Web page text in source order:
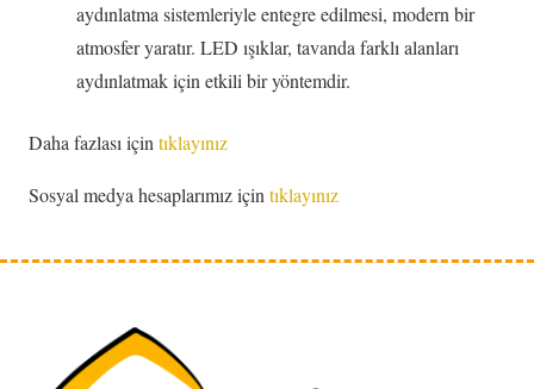
aydınlatma sistemleriyle entegre edilmesi, modern bir
atmosfer yaratır. LED ışıklar, tavanda farklı alanları
aydınlatmak için etkili bir yöntemdir.
Daha fazlası içintıklayınız
Sosyal medya hesaplarımız içintıklayınız